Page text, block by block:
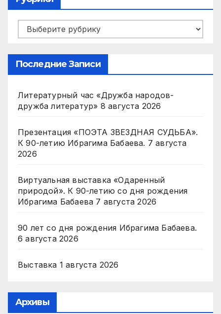
Рубрики
Последние Записи
Литературный час «Дружба народов-
дружба литератур» 8 августа 2026
Презентация «ПОЭТА ЗВЕЗДНАЯ СУДЬБА».
К 90-летию Ибрагима Бабаева. 7 августа
2026
Виртуальная выставка «Одаренный
природой». К 90-летию со дня рождения
Ибрагима Бабаева 7 августа 2026
90 лет со дня рождения Ибрагима Бабаева.
6 августа 2026
Выставка 1 августа 2026
Архивы